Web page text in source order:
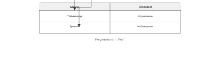
Метод Описание
Таймменедж Управление
Дневник Наблюдение
Регулярность → Рост